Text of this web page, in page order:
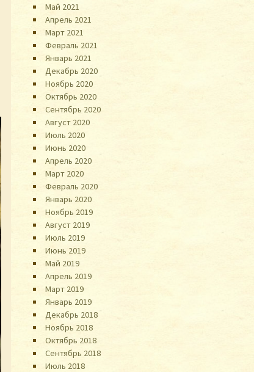
Май 2021
Апрель 2021
Март 2021
Февраль 2021
Январь 2021
Декабрь 2020
Ноябрь 2020
Октябрь 2020
Сентябрь 2020
Август 2020
Июль 2020
Июнь 2020
Апрель 2020
Март 2020
Февраль 2020
Январь 2020
Ноябрь 2019
Август 2019
Июль 2019
Июнь 2019
Май 2019
Апрель 2019
Март 2019
Январь 2019
Декабрь 2018
Ноябрь 2018
Октябрь 2018
Сентябрь 2018
Июль 2018